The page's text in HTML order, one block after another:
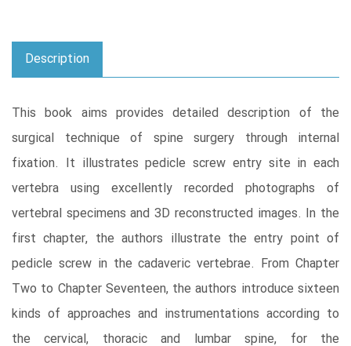
Description
This book aims provides detailed description of the
surgical technique of spine surgery through internal
fixation. It illustrates pedicle screw entry site in each
vertebra using excellently recorded photographs of
vertebral specimens and 3D reconstructed images. In the
first chapter, the authors illustrate the entry point of
pedicle screw in the cadaveric vertebrae. From Chapter
Two to Chapter Seventeen, the authors introduce sixteen
kinds of approaches and instrumentations according to
the cervical, thoracic and lumbar spine, for the